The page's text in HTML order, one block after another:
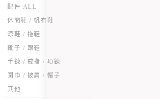
配件 ALL
休閒鞋 / 帆布鞋
涼鞋 / 拖鞋
靴子 / 跟鞋
手鍊 / 戒指 / 項鍊
圍巾 / 披肩 / 帽子
其他